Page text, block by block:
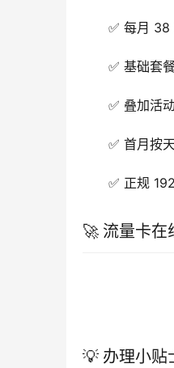
✅ 每月 38
✅ 基础套
✅ 叠加活
✅ 首月按
✅ 正规
🚀 流量卡在
💡 办理小贴